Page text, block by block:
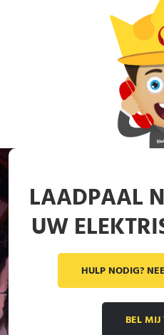
LAADPAAL
UW
HULP NODIG?
BEL MIJ